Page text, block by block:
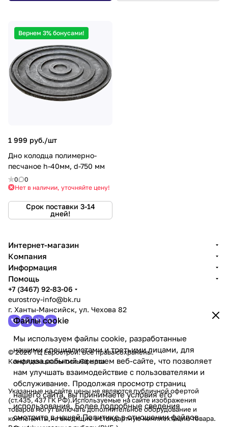
Вернем 3% бонусами!
1 999 руб./шт
Дно колодца полимерно-
песчаное h-40мм, d-750 мм
0
0
Нет в наличии, уточняйте цену!
Срок поставки 3-14
дней!
Файлы cookie
Мы используем файлы cookie, разработанные
нашими специалистами и третьими лицами, для
анализа событий на нашем веб-сайте, что позволяет
нам улучшать взаимодействие с пользователями и
обслуживание. Продолжая просмотр страниц
нашего сайта, вы принимаете условия его
использования. Более подробные сведения
смотрите в нашейПолитике в отношении файлов
Интернет-магазин
Компания
Информация
Помощь
+7 (3467) 92-83-06
eurostroy-info@bk.ru
г. Ханты-Мансийск, ул. Чехова 82
© 2026 ТЦ Еврострой. Все права сохранены.
КонфиденциальностьОферта
Указанные на сайте цены не являются публичной офертой
(ст.435, 437 ГК РФ).Используемые на сайте изображения
товаров могут включать дополнительное оборудование и
компоненты,не входящие в стандартную комплектацию товара.